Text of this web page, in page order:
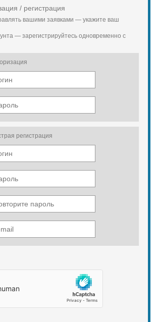
/ регистрация
вашими заявками — укажите ваш
— зарегистрируйтесь одновременно с
регистрация